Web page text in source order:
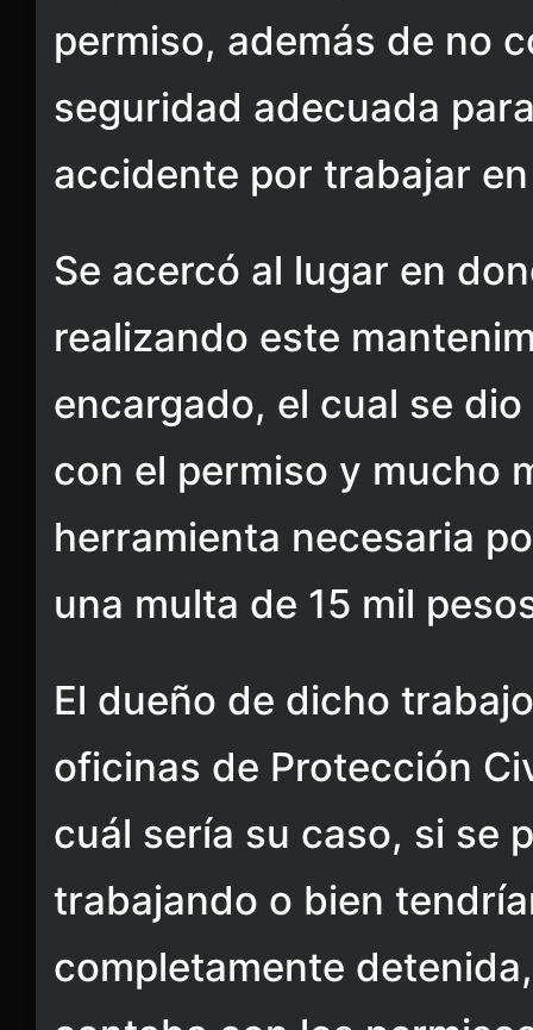
permiso, además de no
seguridad adecuada
accidente por trabajar
Se acercó al lugar en
realizando este
encargado, el cual se
con el permiso y mucho
herramienta necesaria
una multa de 15 mil
El dueño de dicho
oficinas de Protección
cuál sería su caso, si se
trabajando o bien
completamente